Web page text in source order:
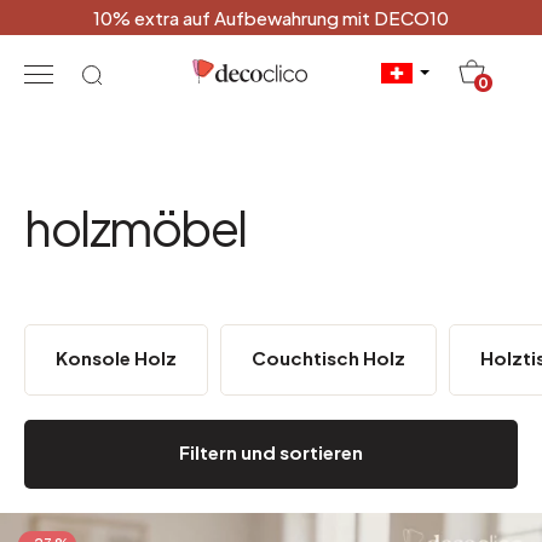
10% extra auf Aufbewahrung mit DECO10
0
holzmöbel
Filtern und sortieren
Konsole Holz Couchtisch Holz